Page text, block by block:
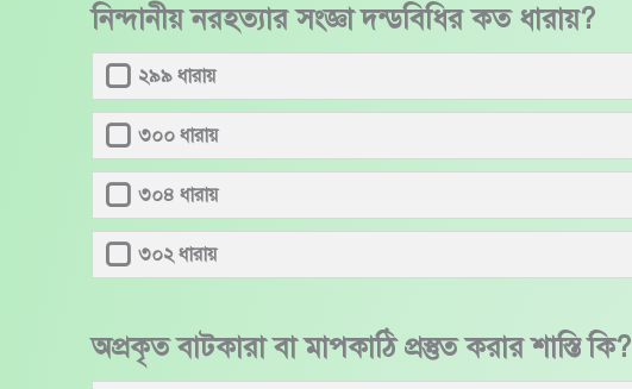
নিন্দানীয় নরহত্যার সংজ্ঞা দন্ডবিধির কত ধারায়?
২৯৯ ধারায়
৩০০ ধারায়
৩০৪ ধারায়
৩০২ ধারায়
অপ্রকৃত বাটকারা বা মাপকাঠি প্রস্তুত করার শাস্তি কি?